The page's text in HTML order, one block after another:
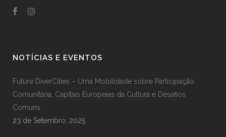
NOTÍCIAS E EVENTOS
Future DiverCities – Uma Mobilidade sobre Participação
Comunitária, Capitais Europeias da Cultura e Desafios
Comuns
23 de Setembro, 2025